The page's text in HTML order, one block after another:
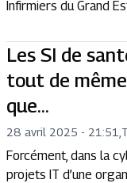
Infirmiers du Grand
Les SI de
tout de
que…
28 avril 2025 - 21:51
Forcément, dans la
projets IT d’une